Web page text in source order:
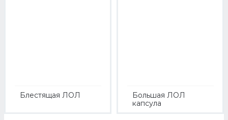
Блестящая ЛОЛ
Большая ЛОЛ
капсула